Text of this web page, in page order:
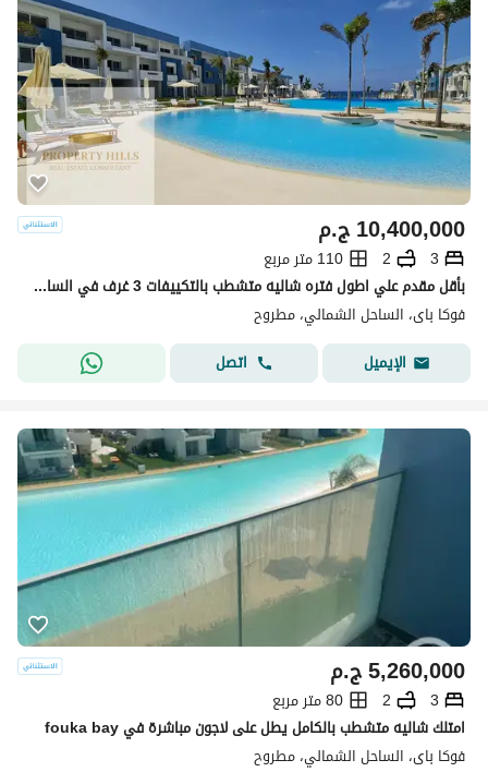
ج.م10,400,000
3
2
110 متر مربع
بأقل مقدم علي اطول فتره شاليه متشطب بالتكييفات 3 غرف في الساحل علي البحر في فوكا باي بجوار ماوتن فيو
فوكا باى، الساحل الشمالي، مطروح
الإيميل
اتصل
ج.م5,260,000
3
2
80 متر مربع
امتلك شاليه متشطب بالكامل يطل على لاجون مباشرة في fouka bay
فوكا باى، الساحل الشمالي، مطروح